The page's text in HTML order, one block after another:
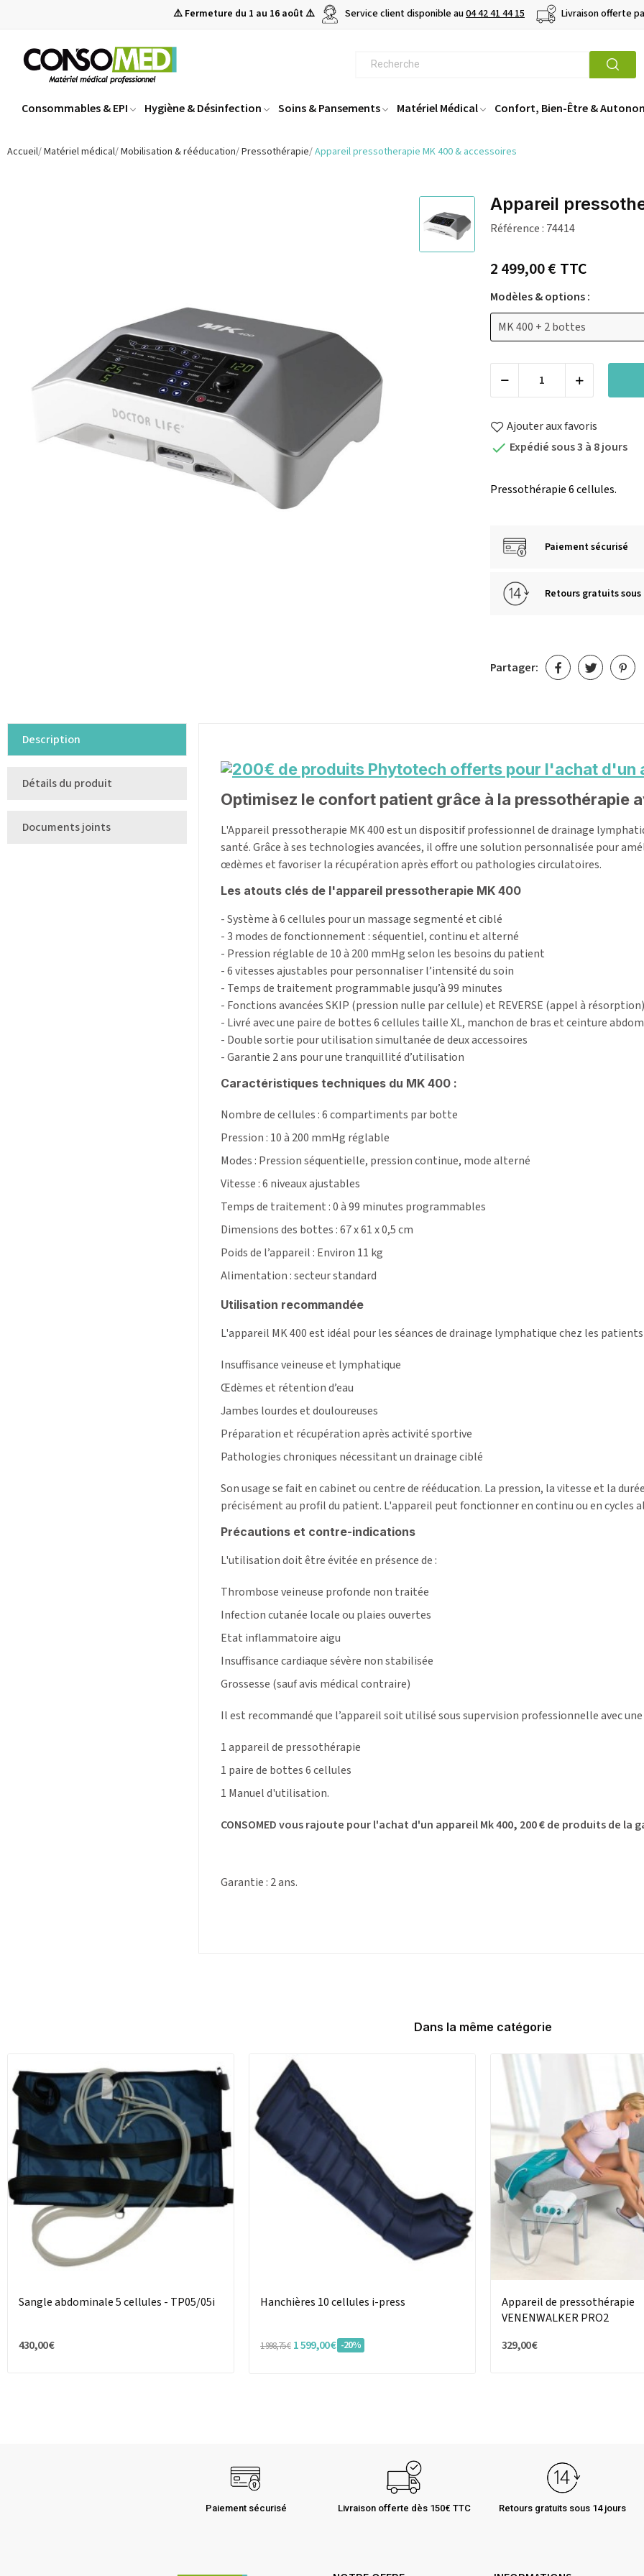
⚠️ Fermeture du 1 au 16 août ⚠️ Service client disponible au04 42 41 44 15 Livraison offerte
Consommables & EPI Hygiène & Désinfection Soins & Pansements Matériel Médical Confort, Bien-Être &
Accueil Matériel médical Mobilisation & rééducation Pressothérapie Appareil pressotherapie MK 400 & accessoires
Appareil
Référence : 74414
2 499,00 €TTC
Modèles & options :
Ajouter aux favoris
 Expédié sous 3 à 8 jours
Pressothérapie 6 cellules.
Paiement sécurisé
Retours gratuits sous
Partager:
Description
Détails du produit
Documents joints
Optimisez le confort patient grâce à la pressothérapie
L'Appareil pressotherapie MK 400 est un dispositif professionnel de drainage
santé. Grâce à ses technologies avancées, il offre une solution personnalisée pour
œdèmes et favoriser la récupération après effort ou pathologies circulatoires.
Les atouts clés de l'appareil pressotherapie MK 400
- Système à 6 cellules pour un massage segmenté et ciblé
- 3 modes de fonctionnement : séquentiel, continu et alterné
- Pression réglable de 10 à 200 mmHg selon les besoins du patient
- 6 vitesses ajustables pour personnaliser l’intensité du soin
- Temps de traitement programmable jusqu’à 99 minutes
- Fonctions avancées SKIP (pression nulle par cellule) et REVERSE (appel à résorption)
- Livré avec une paire de bottes 6 cellules taille XL, manchon de bras et ceinture
- Double sortie pour utilisation simultanée de deux accessoires
- Garantie 2 ans pour une tranquillité d’utilisation
Caractéristiques techniques du MK 400 :
Nombre de cellules : 6 compartiments par botte
Pression : 10 à 200 mmHg réglable
Modes : Pression séquentielle, pression continue, mode alterné
Vitesse : 6 niveaux ajustables
Temps de traitement : 0 à 99 minutes programmables
Dimensions des bottes : 67 x 61 x 0,5 cm
Poids de l’appareil : Environ 11 kg
Alimentation : secteur standard
Utilisation recommandée
L'appareil MK 400 est idéal pour les séances de drainage lymphatique chez les
Insuffisance veineuse et lymphatique
Œdèmes et rétention d’eau
Jambes lourdes et douloureuses
Préparation et récupération après activité sportive
Pathologies chroniques nécessitant un drainage ciblé
Son usage se fait en cabinet ou centre de rééducation. La pression, la vitesse et la
précisément au profil du patient. L'appareil peut fonctionner en continu ou en cycles
Précautions et contre-indications
L'utilisation doit être évitée en présence de :
Thrombose veineuse profonde non traitée
Infection cutanée locale ou plaies ouvertes
Etat inflammatoire aigu
Insuffisance cardiaque sévère non stabilisée
Grossesse (sauf avis médical contraire)
Il est recommandé que l’appareil soit utilisé sous supervision professionnelle avec
1 appareil de pressothérapie
1 paire de bottes 6 cellules
1 Manuel d'utilisation.
CONSOMED vous rajoute pour l'achat d'un appareil Mk 400, 200 € de produits de
Garantie : 2 ans.
Dans la même catégorie
Sangle abdominale 5 cellules - TP05/05i
430,00 €
Hanchières 10 cellules i-press
1 998,75 € 1 599,00 € -20%
Appareil de pressothérapie
VENENWALKER PRO2
329,00 €
Paiement sécurisé Livraison offerte dès 150€ TTC Retours gratuits sous 14 jours